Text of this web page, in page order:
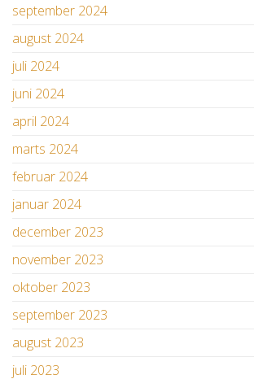
september 2024
august 2024
juli 2024
juni 2024
april 2024
marts 2024
februar 2024
januar 2024
december 2023
november 2023
oktober 2023
september 2023
august 2023
juli 2023